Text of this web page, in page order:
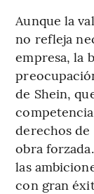
Aunque la
no refleja
empresa, la
de Shein,
derechos
obra
las
con gran